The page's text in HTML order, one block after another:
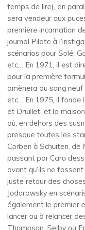
temps de lire), en
sera vendeur aux
première incarnation
journal Pilote à
scénarios pour Solé,
etc… En 1971, il est
pour la première
amènera du sang
etc… En 1975, il fonde
et Druillet, et la
où, en dehors des
presque toutes les
Corben à Schuiten, de
passant par Caro
avant qu’ils ne
juste retour des
Jodorowsky en
également le premier
lancer ou à relancer
Thompson, Selby ou